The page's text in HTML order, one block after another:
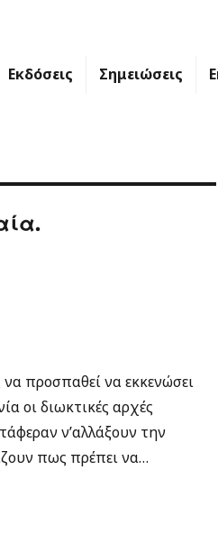
Εκδόσεις Σημειώσεις
να προσπαθεί να εκκενώσει
οι διωκτικές αρχές
ν’αλλάξουν την
πως πρέπει να…